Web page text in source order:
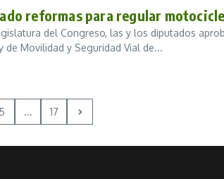
reformas para regular
del Congreso, las y los diputados
de Movilidad y Seguridad Vial de...
5 ... 17